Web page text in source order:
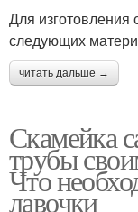
Для изготовления
следующих
читать дальше →
Скамейка
трубы
Что
лавочки